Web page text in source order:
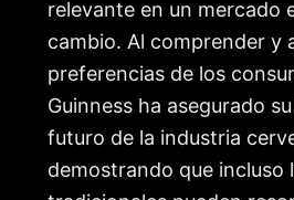
relevante en un mercado
cambio. Al comprender y
preferencias de los
Guinness ha asegurado
futuro de la industria
demostrando que incluso